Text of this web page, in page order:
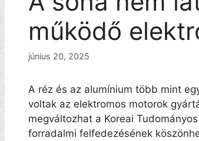
működő
június 20, 2025
A réz és az alumínium több mint
voltak az elektromos motorok
megváltozhat a Koreai
forradalmi felfedezésének